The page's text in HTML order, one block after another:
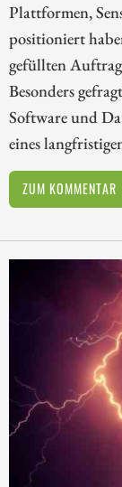
Plattformen,
positioniert
gefüllten
Besonders
Software und
eines
ZUM KOMMENTAR